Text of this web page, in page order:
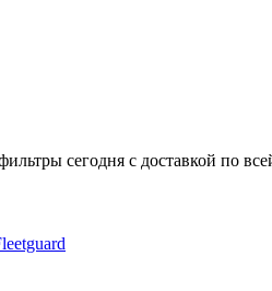
сегодня с доставкой по